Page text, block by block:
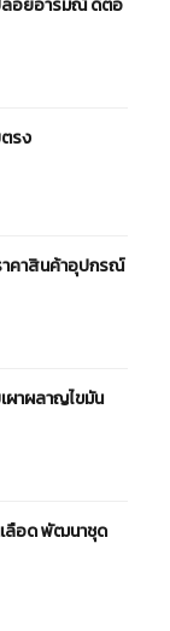
ล่อยอารมณ์ ดีต่อ
รง
าคาสินค้าอุปกรณ์
ผาผลาญไขมัน
ลือด พัฒนาชุด